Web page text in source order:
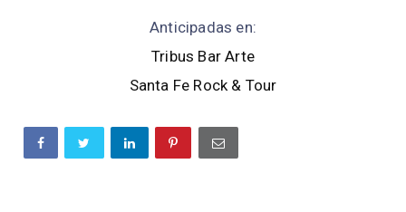
Anticipadas en:
Tribus Bar Arte
Santa Fe Rock & Tour